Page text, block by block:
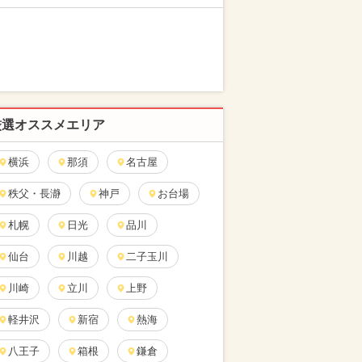
オススメエリア
横浜 那須 名古屋
秩父・長瀞 神戸 お台場
札幌 日光 品川
仙台 川越 二子玉川
川崎 立川 上野
軽井沢 新宿 熱海
八王子 箱根 鎌倉